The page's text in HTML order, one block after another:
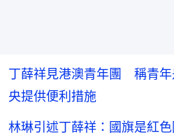
丁薛祥見港澳青年團 稱青
央提供便利措施
林琳引述丁薛祥：國旗是紅